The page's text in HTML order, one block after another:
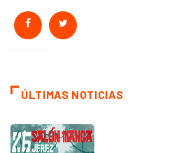
ÚLTIMAS NOTICIAS